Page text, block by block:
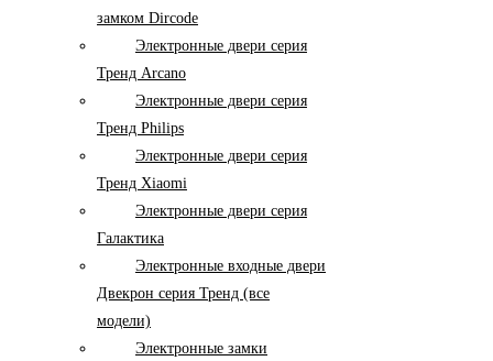
замком Dircode
Электронные двери серия
Тренд Arcano
Электронные двери серия
Тренд Philips
Электронные двери серия
Тренд Xiaomi
Электронные двери серия
Галактика
Электронные входные двери
Двекрон серия Тренд (все
модели)
Электронные замки